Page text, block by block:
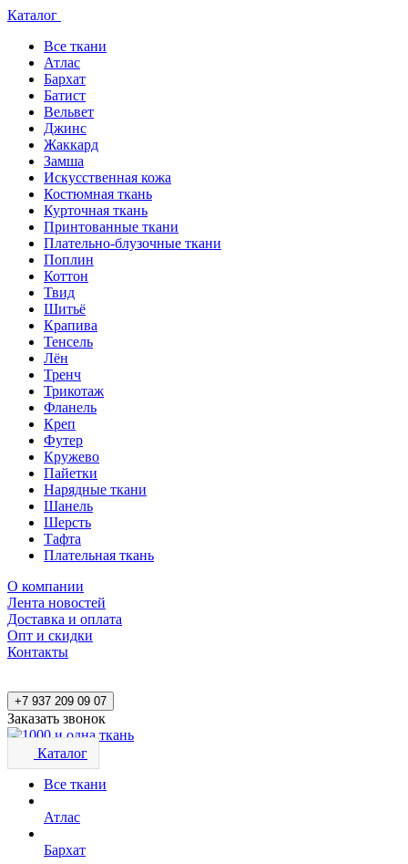
Каталог
Все ткани
Атлас
Бархат
Батист
Вельвет
Джинс
Жаккард
Замша
Искусственная кожа
Костюмная ткань
Курточная ткань
Принтованные ткани
Плательно-блузочные ткани
Поплин
Коттон
Твид
Шитьё
Крапива
Тенсель
Лён
Тренч
Трикотаж
Фланель
Креп
Футер
Кружево
Пайетки
Нарядные ткани
Шанель
Шерсть
Тафта
Плательная ткань
О компании
Лента новостей
Доставка и оплата
Опт и скидки
Контакты
+7 937 209 09 07
Заказать звонок
Каталог
Все ткани
Атлас
Бархат